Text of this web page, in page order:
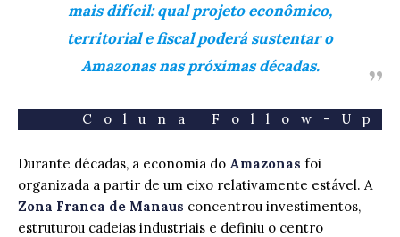
mais difícil: qual projeto econômico,
territorial e fiscal poderá sustentar o
Amazonas nas próximas décadas.
Coluna Follow-Up
Durante décadas, a economia do Amazonas foi
organizada a partir de um eixo relativamente estável. A
Zona Franca de Manaus concentrou investimentos,
estruturou cadeias industriais e definiu o centro